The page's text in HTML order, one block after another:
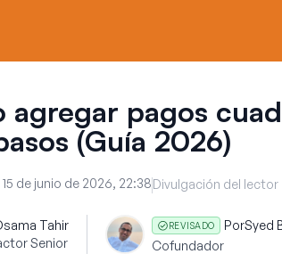
agregar pagos
(Guía 2026)
15 de junio de 2026, 22:38Divulgación del lector
Tahir
Senior
REVISADO PorSyed
Cofundador